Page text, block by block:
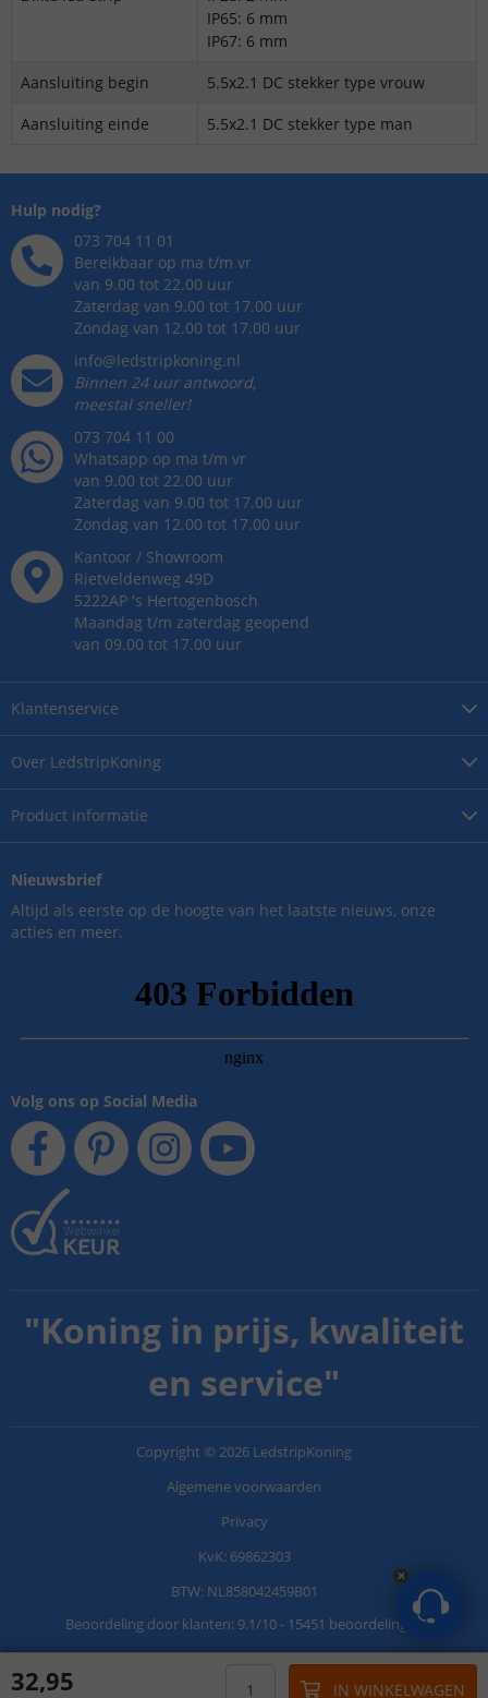
IP65: 6 mm
IP67: 6 mm
Aansluiting begin
5.5x2.1 DC stekker type vrouw
Aansluiting einde
5.5x2.1 DC stekker type man
32,95 IN WINKELWAGEN
Over LedstripKoning
Product informatie
Klantenservice
Hulp nodig?
073 704 11 01
Bereikbaar op ma t/m vr
van 9.00 tot 22.00 uur
Zaterdag van 9.00 tot 17.00 uur
Zondag van 12.00 tot 17.00 uur
info@ledstripkoning.nl
Binnen 24 uur antwoord,
meestal sneller!
073 704 11 00
Whatsapp op ma t/m vr
van 9.00 tot 22.00 uur
Zaterdag van 9.00 tot 17.00 uur
Zondag van 12.00 tot 17.00 uur
Kantoor / Showroom
Rietveldenweg 49D
5222AP 's Hertogenbosch
Maandag t/m zaterdag geopend
van 09.00 tot 17.00 uur
Nieuwsbrief
Altijd als eerste op de hoogte van het laatste nieuws, onze
acties en meer.
Volg ons op Social Media
"Koning in prijs, kwaliteit
en service"
Copyright © 2026 LedstripKoning
Algemene voorwaarden
Privacy
KvK: 69862303
BTW: NL858042459B01
Beoordeling door klanten: 9.1/10- 15451 beoordelingen